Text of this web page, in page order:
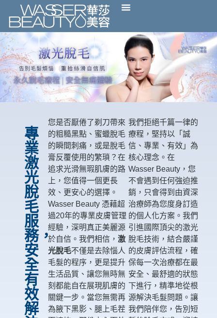
專
業
激
光
脫
毛
服
務，
安
全
有
效
解
您是否厭倦了剃刀帶來
的粗糙黑點、蜜蠟脫毛
的瞬間刺痛，或是脫毛
膏反覆使用的繁瑣？在
追求光滑無瑕肌膚的路
上，您值得一個更長
效、更安心的選擇。
Wasser Beauty 憑藉超
過20年的專業皮膚管理
經驗，深明真正美麗源
於自信。我們相信，激
光脫毛不僅是去除惱人
毛髮的程序，更是提升
生活品質、讓您無時無
刻都能自在展現肌膚的
關鍵一步。當您無需再
為腋下黑影、腿上毛茬
我們拒絕千篇一律的
療程，堅持以「誠
信、專業、有效」為
核心理念。在
Wasser Beauty，您
不會遇到任何強迫推
銷，只會得到由資深
治療師為您度身訂造
的個人化方案。我們
引進國際頂尖的激光
脫毛技術，結合嚴謹
的皮膚評估流程，確
保每一次治療都在最
安全、最舒適的狀態
下進行，精準地從根
源解決毛髮問題。讓
我們陪伴您，告別短